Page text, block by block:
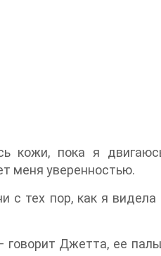
кожи, пока я
меня уверенностью.
тех пор, как я
Джетта, ее